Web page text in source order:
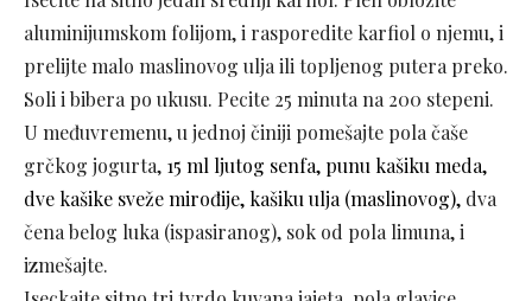
aluminijumskom folijom, i rasporedite karfiol o njemu, i
prelijte malo maslinovog ulja ili topljenog putera preko.
Soli i bibera po ukusu. Pecite 25 minuta na 200 stepeni.
U međuvremenu, u jednoj činiji pomešajte pola čaše
grčkog jogurta, 15 ml ljutog senfa, punu kašiku meda,
dve kašike sveže mirođije, kašiku ulja (maslinovog), dva
čena belog luka (ispasiranog), sok od pola limuna, i
izmešajte.